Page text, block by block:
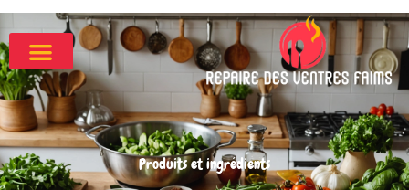
Produits et ingrédients